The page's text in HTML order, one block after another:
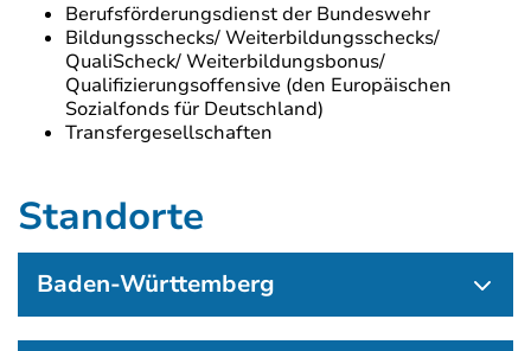
Berufsförderungsdienst der Bundeswehr
Bildungsschecks/ Weiterbildungsschecks/
QualiScheck/ Weiterbildungsbonus/
Qualifizierungsoffensive (den Europäischen
Sozialfonds für Deutschland)
Transfergesellschaften
Standorte
Baden-Württemberg